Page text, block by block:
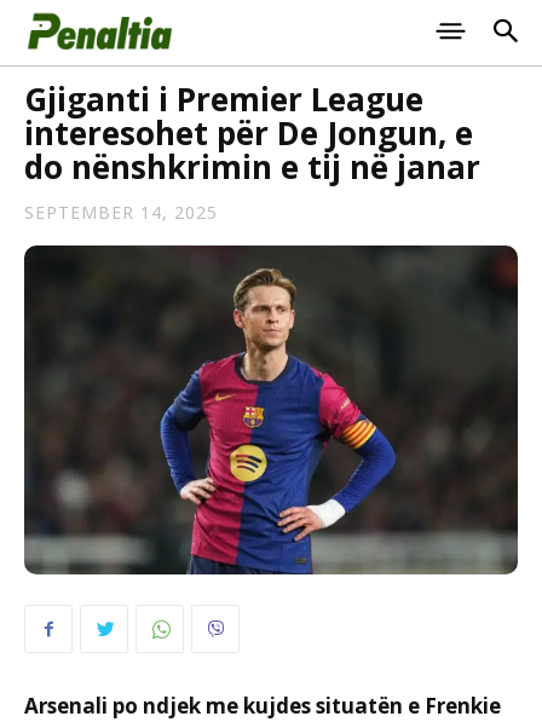
Gjiganti i Premier League
interesohet për De Jongun, e
do nënshkrimin e tij në janar
SEPTEMBER 14, 2025
Arsenali po ndjek me kujdes situatën e Frenkie